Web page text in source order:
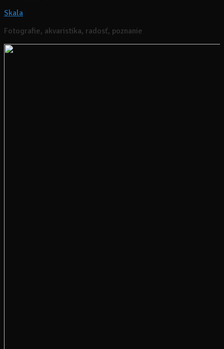
Skala
Fotografie, akvaristika, radosť, poznanie